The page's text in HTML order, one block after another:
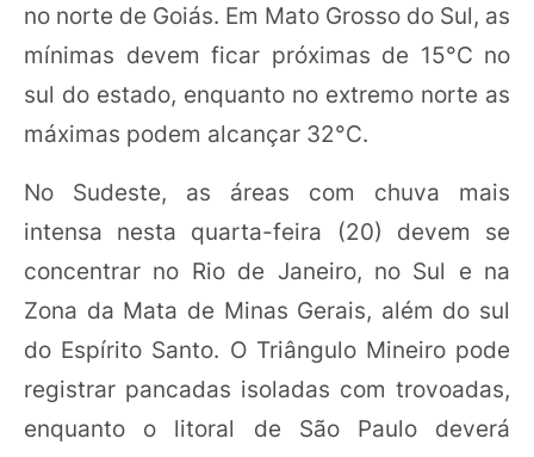
no norte de Goiás. Em Mato Grosso do Sul, as
mínimas devem ficar próximas de 15°C no
sul do estado, enquanto no extremo norte as
máximas podem alcançar 32°C.
No Sudeste, as áreas com chuva mais
intensa nesta quarta-feira (20) devem se
concentrar no Rio de Janeiro, no Sul e na
Zona da Mata de Minas Gerais, além do sul
do Espírito Santo. O Triângulo Mineiro pode
registrar pancadas isoladas com trovoadas,
enquanto o litoral de São Paulo deverá